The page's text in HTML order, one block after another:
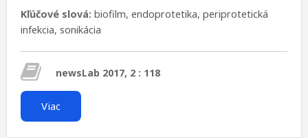
Kľúčové slová: biofilm,endoprotetika,periprotetická
infekcia,sonikácia
newsLab 2017, 2 : 118
Viac